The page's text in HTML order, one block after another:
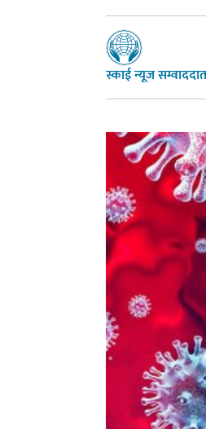
स्काई न्यूज